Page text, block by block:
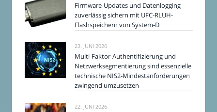
Firmware-Updates und Datenlogging
zuverlässig sichern mit UFC-RLUH-
Flashspeichern von System-D
23. JUNI 2026
Multi-Faktor-Authentifizierung und
Netzwerksegmentierung sind essenzielle
technische NIS2-Mindestanforderungen
zwingend umzusetzen
22. JUNI 2026